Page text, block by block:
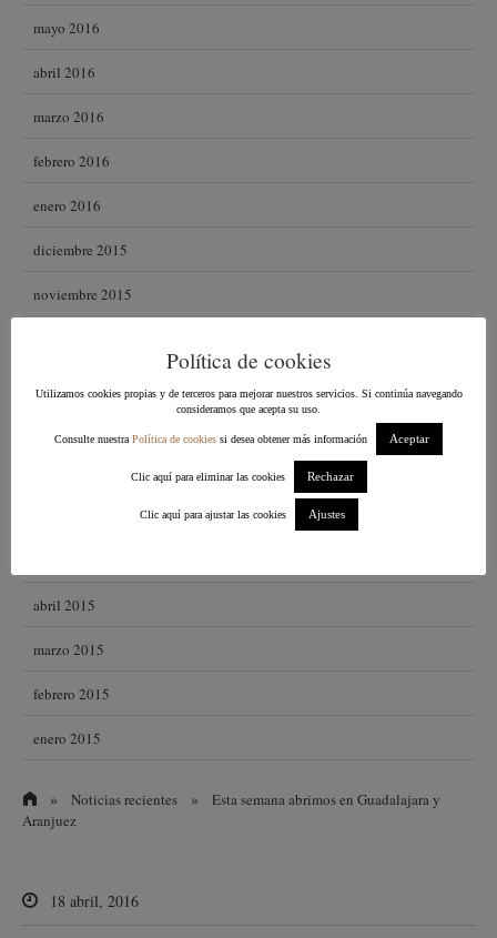
mayo 2016
abril 2016
marzo 2016
febrero 2016
enero 2016
diciembre 2015
noviembre 2015
abril 2015
marzo 2015
febrero 2015
enero 2015
» Noticias recientes »
Esta semana abrimos en Guadalajara y
Aranjuez
18 abril, 2016
Política de cookies
Utilizamos cookies propias y de terceros para mejorar nuestros servicios. Si continúa navegando
consideramos que acepta su uso.
Consulte nuestra Política de cookies si desea obtener más información Aceptar
Clic aquí para eliminar las cookies Rechazar
Clic aquí para ajustar las cookies Ajustes